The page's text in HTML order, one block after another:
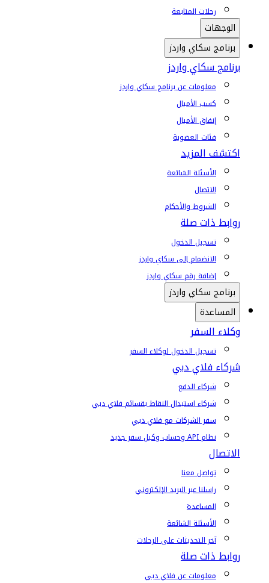
رحلات المتابعة
الوجهات
برنامج سكاي واردز
برنامج سكاي واردز
معلومات عن برنامج سكاي واردز
كسب الأميال
إنفاق الأميال
فئات العضوية
اكتشف المزيد
الأسئلة الشائعة
الاتصال
الشروط والأحكام
روابط ذات صلة
تسجيل الدخول
الانضمام إلى سكاي واردز
إضافة رقم سكاي واردز
برنامج سكاي واردز
المساعدة
وكلاء السفر
تسجيل الدخول لوكلاء السفر
شركاء فلاي دبي
شركاء الدفع
شركاء استبدال النقاط بقسائم فلاي دبي
سفر الشركات مع فلاي دبي
نظام API وحساب وكيل سفر جديد
الاتصال
تواصل معنا
راسلنا عبر البريد الإلكتروني
المساعدة
الأسئلة الشائعة
آخر التحديثات على الرحلات
روابط ذات صلة
معلومات عن فلاي دبي